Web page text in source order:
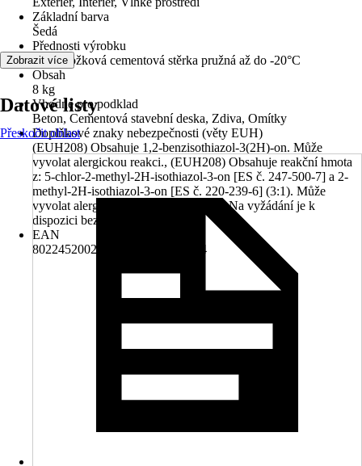
Základní barva
Šedá
Přednosti výrobku
Dvousložková cementová stěrka pružná až do -20°C
Obsah
8 kg
Vhodné pro podklad
Beton, Cementová stavební deska, Zdiva, Omítky
Doplňkové znaky nebezpečnosti (věty EUH)
(EUH208) Obsahuje 1,2-benzisothiazol-3(2H)-on. Může
vyvolat alergickou reakci., (EUH208) Obsahuje reakční hmota
z: 5-chlor-2-methyl-2H-isothiazol-3-on [ES č. 247-500-7] a 2-
methyl-2H-isothiazol-3-on [ES č. 220-239-6] (3:1). Může
vyvolat alergickou reakci., (EUH210) Na vyžádání je k
dispozici bezpečnostní list.
EAN
8022452002151, 8022452150944
Zobrazit více
Datové listy
Přeskočit oblast